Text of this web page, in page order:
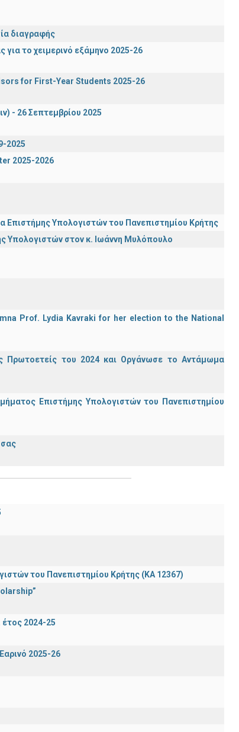
διαγραφής
το χειμερινό εξάμηνο 2025-26
for First-Year Students 2025-26
- 26 Σεπτεμβρίου 2025
2025
2025-2026
Επιστήμης Υπολογιστών του Πανεπιστημίου Κρήτης
Υπολογιστών στον κ. Ιωάννη Μυλόπουλο
Prof. Lydia Kavraki for her election to the National
Πρωτοετείς του 2024 και Οργάνωσε το Αντάμωμα
Επιστήμης Υπολογιστών του Πανεπιστημίου
σας
του Πανεπιστημίου Κρήτης (ΚΑ 12367)
2024-25
2025-26